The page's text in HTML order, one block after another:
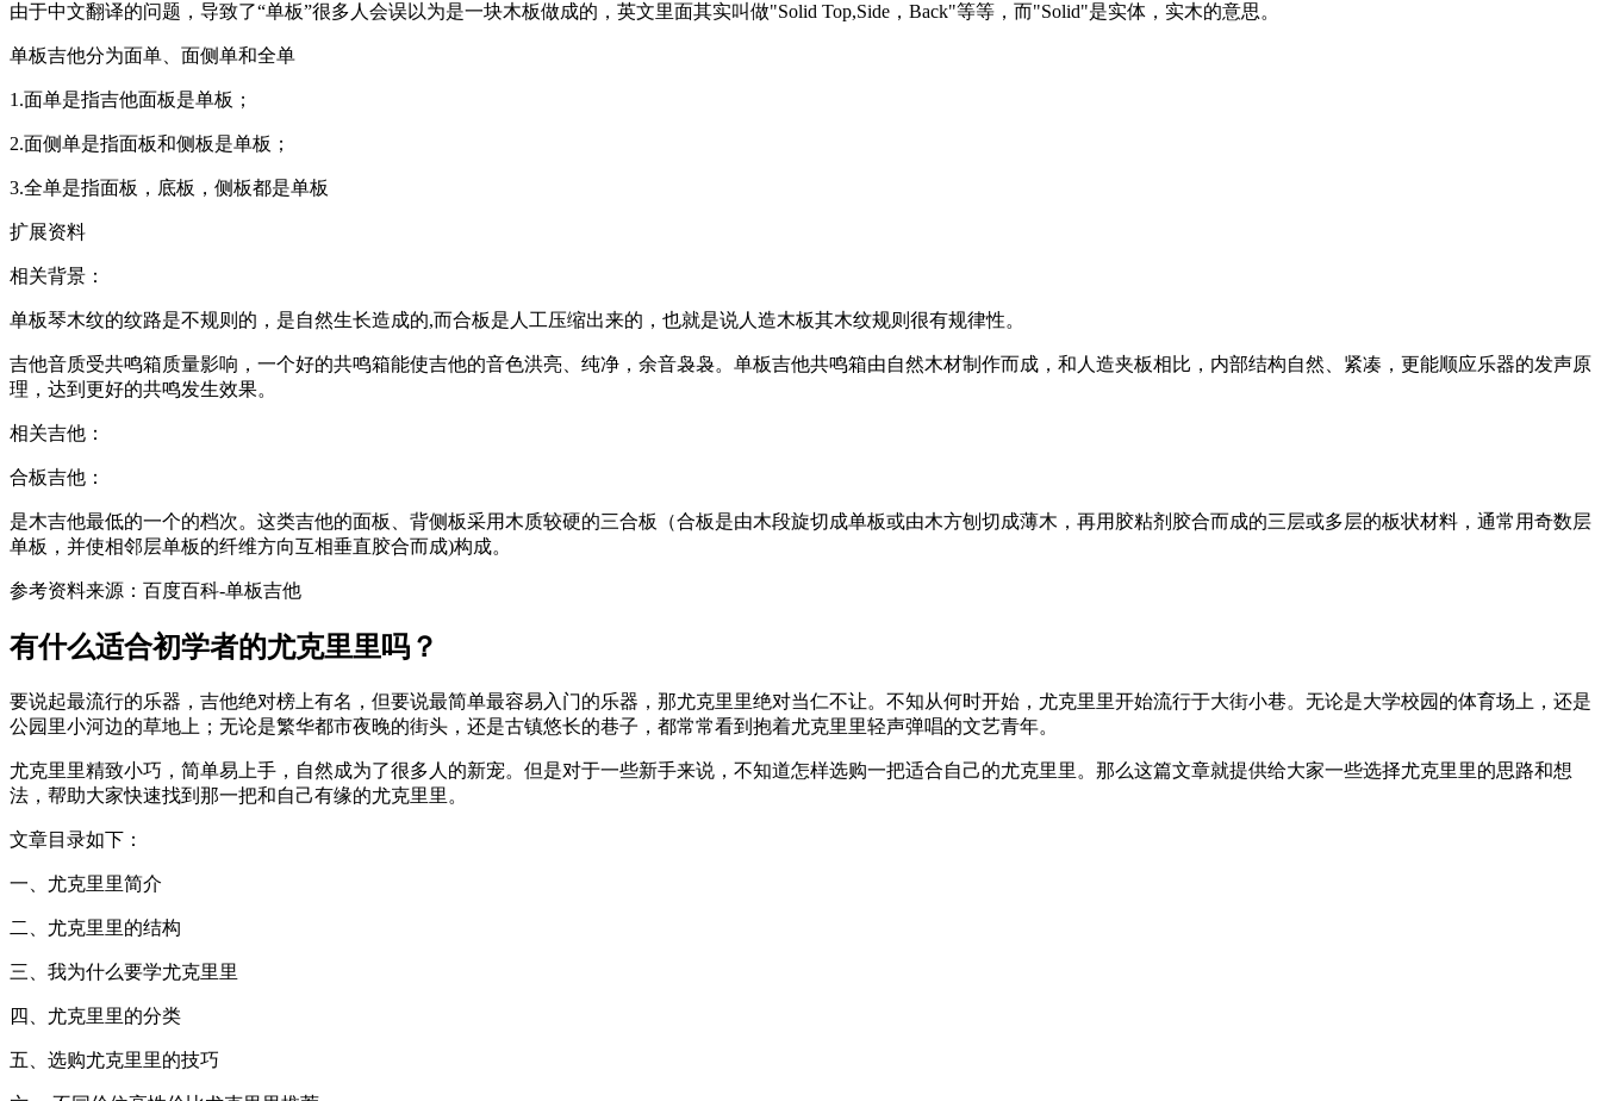
由于中文翻译的问题，导致了“单板”很多人会误以为是一块木板做成的，英文里面其实叫做"Solid Top,Side，Back"等等，而"Solid"是实体，实木的意思。
单板吉他分为面单、面侧单和全单
1.面单是指吉他面板是单板；
2.面侧单是指面板和侧板是单板；
3.全单是指面板，底板，侧板都是单板
扩展资料
相关背景：
单板琴木纹的纹路是不规则的，是自然生长造成的,而合板是人工压缩出来的，也就是说人造木板其木纹规则很有规律性。
吉他音质受共鸣箱质量影响，一个好的共鸣箱能使吉他的音色洪亮、纯净，余音袅袅。单板吉他共鸣箱由自然木材制作而成，和人造夹板相比，内部结构自然、紧凑，更能顺应乐器的发声原
理，达到更好的共鸣发生效果。
相关吉他：
合板吉他：
是木吉他最低的一个的档次。这类吉他的面板、背侧板采用木质较硬的三合板（合板是由木段旋切成单板或由木方刨切成薄木，再用胶粘剂胶合而成的三层或多层的板状材料，通常用奇数层
单板，并使相邻层单板的纤维方向互相垂直胶合而成)构成。
参考资料来源：百度百科-单板吉他
有什么适合初学者的尤克里里吗？
要说起最流行的乐器，吉他绝对榜上有名，但要说最简单最容易入门的乐器，那尤克里里绝对当仁不让。不知从何时开始，尤克里里开始流行于大街小巷。无论是大学校园的体育场上，还是
公园里小河边的草地上；无论是繁华都市夜晚的街头，还是古镇悠长的巷子，都常常看到抱着尤克里里轻声弹唱的文艺青年。
尤克里里精致小巧，简单易上手，自然成为了很多人的新宠。但是对于一些新手来说，不知道怎样选购一把适合自己的尤克里里。那么这篇文章就提供给大家一些选择尤克里里的思路和想
法，帮助大家快速找到那一把和自己有缘的尤克里里。
文章目录如下：
一、尤克里里简介
二、尤克里里的结构
三、我为什么要学尤克里里
四、尤克里里的分类
五、选购尤克里里的技巧